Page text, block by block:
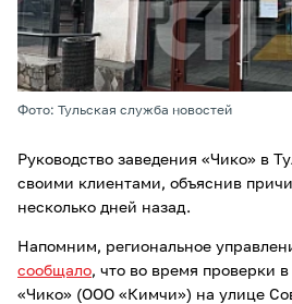
Фото: Тульская служба новостей
Руководство заведения «Чико» в
своими клиентами, объяснив
несколько дней назад.
Напомним, региональное
сообщало, что во время проверки
«Чико» (ООО «Кимчи») на улице